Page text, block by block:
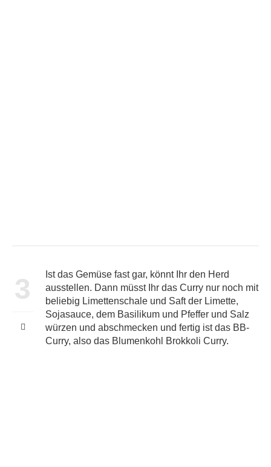
3
Ist das Gemüse fast gar, könnt Ihr den Herd
ausstellen. Dann müsst Ihr das Curry nur noch mit
beliebig Limettenschale und Saft der Limette,
Sojasauce, dem Basilikum und Pfeffer und Salz
würzen und abschmecken und fertig ist das BB-
Curry, also das Blumenkohl Brokkoli Curry.